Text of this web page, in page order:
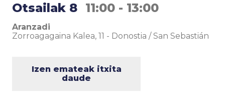
Otsailak 8 11:00 - 13:00
Aranzadi
Zorroagagaina Kalea, 11 - Donostia / San Sebastián
Izen emateak itxita
daude